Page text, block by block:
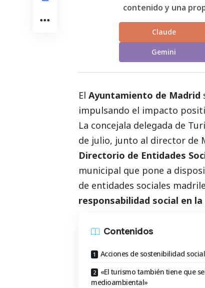
contenido y una
Claude
Gemini
El Ayuntamiento de Madrid
impulsando el impacto
La concejala delegada de
de julio, junto al director de
Directorio de Entidades
municipal que pone a
de entidades sociales
responsabilidad social en
Contenidos
Acciones de sostenibilidad social
«El turismo también tiene que
medioambiental»